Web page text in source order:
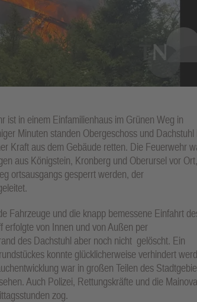
ist in einem Einfamilienhaus im Grünen Weg in
Minuten standen Obergeschoss und Dachstuhl
Kraft aus dem Gebäude retten. Die Feuerwehr
aus Königstein, Kronberg und Oberursel vor
ortsausgangs gesperrt werden, der
Fahrzeuge und die knapp bemessene Einfahrt
erfolgte von Innen und von Außen per
des Dachstuhl aber noch nicht gelöscht. Ein
konnte glücklicherweise verhindert
war in großen Teilen des
Auch Polizei, Rettungskräfte und die Mainova
zog.